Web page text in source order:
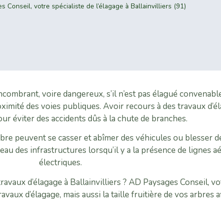
Conseil, votre spécialiste de l’élagage à Ballainvilliers (91)
voire dangereux, s’il n’est pas élagué
des voies publiques. Avoir recours à des travaux
éviter des accidents dûs à la chute de branches.
peuvent se casser et abîmer des véhicules ou blesser
des infrastructures lorsqu’il y a la présence de lignes
électriques.
d’élagage à Ballainvilliers ? AD Paysages Conseil,
d’élagage, mais aussi la taille fruitière de vos arbres